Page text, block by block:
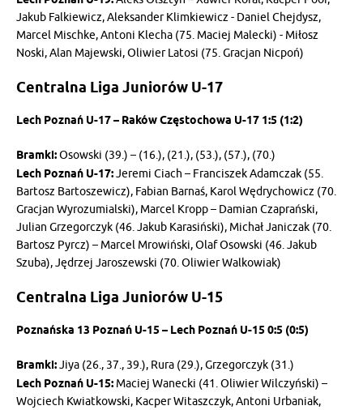
Jakub Falkiewicz, Aleksander Klimkiewicz - Daniel Chejdysz,
Marcel Mischke, Antoni Klecha (75. Maciej Malecki) - Miłosz
Noski, Alan Majewski, Oliwier Latosi (75. Gracjan Nicpoń)
Centralna Liga Juniorów U-17
Lech Poznań U-17 – Raków Częstochowa U-17 1:5 (1:2)
Bramki:Osowski (39.) – (16.), (21.), (53.), (57.), (70.)
Lech Poznań U-17:Jeremi Ciach – Franciszek Adamczak (55.
Bartosz Bartoszewicz), Fabian Barnaś, Karol Wędrychowicz (70.
Gracjan Wyrozumialski), Marcel Kropp – Damian Czaprański,
Julian Grzegorczyk (46. Jakub Karasiński), Michał Janiczak (70.
Bartosz Pyrcz) – Marcel Mrowiński, Olaf Osowski (46. Jakub
Szuba), Jędrzej Jaroszewski (70. Oliwier Walkowiak)
Centralna Liga Juniorów U-15
Poznańska 13 Poznań U-15 – Lech Poznań U-15 0:5 (0:5)
Bramki:Jiya (26., 37., 39.), Rura (29.), Grzegorczyk (31.)
Lech Poznań U-15: Maciej Wanecki (41. Oliwier Wilczyński) –
Wojciech Kwiatkowski, Kacper Witaszczyk, Antoni Urbaniak,